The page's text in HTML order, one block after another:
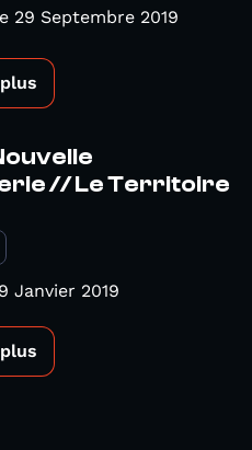
29 Septembre 2019
// Le Territoire
Janvier 2019